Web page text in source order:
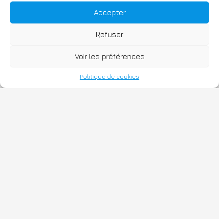
Accepter
Refuser
Voir les préférences
Politique de cookies